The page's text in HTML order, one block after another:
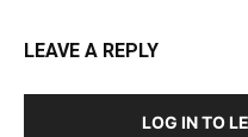
LEAVE A REPLY
LOG IN TO